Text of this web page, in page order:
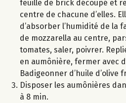
feuille de brick découpé et
centre de chacune d’elles.
d’absorber l’humidité de la
de mozzarella au centre,
tomates, saler, poivrer.
en aumônière, fermer avec
Badigeonner d’huile d’olive
Disposer les aumônières
à 8 min.